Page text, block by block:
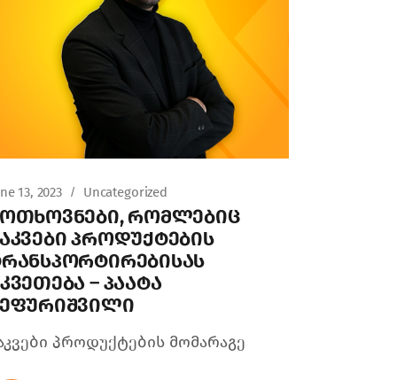
13, 2023 Uncategorized
რომლებიც
პროდუქტების
– პაატა
პროდუქტების მომარაგე